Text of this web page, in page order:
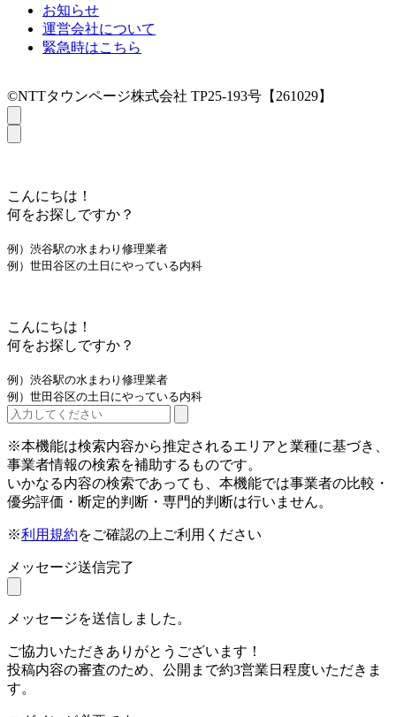
お知らせ
運営会社について
緊急時はこちら
©NTTタウンページ株式会社 TP25-193号【261029】
こんにちは！
何をお探しですか？
例）渋谷駅の水まわり修理業者
例）世田谷区の土日にやっている内科
こんにちは！
何をお探しですか？
例）渋谷駅の水まわり修理業者
例）世田谷区の土日にやっている内科
※本機能は検索内容から推定されるエリアと業種に基づき、
事業者情報の検索を補助するものです。
いかなる内容の検索であっても、本機能では事業者の比較・
優劣評価・断定的判断・専門的判断は行いません。
※利用規約をご確認の上ご利用ください
メッセージ送信完了
メッセージを送信しました。
ご協力いただきありがとうございます！
投稿内容の審査のため、公開まで約3営業日程度いただきま
す。